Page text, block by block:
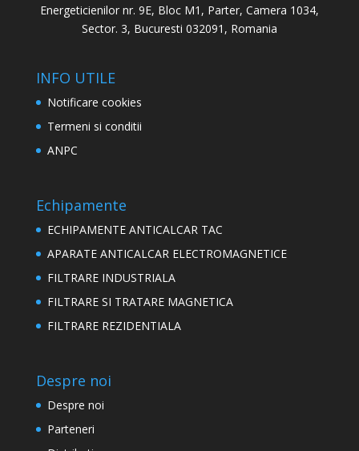
Energeticienilor nr. 9E, Bloc M1, Parter, Camera 1034,
Sector. 3, Bucuresti 032091, Romania
INFO UTILE
Notificare cookies
Termeni si conditii
ANPC
Echipamente
ECHIPAMENTE ANTICALCAR TAC
APARATE ANTICALCAR ELECTROMAGNETICE
FILTRARE INDUSTRIALA
FILTRARE SI TRATARE MAGNETICA
FILTRARE REZIDENTIALA
Despre noi
Despre noi
Parteneri